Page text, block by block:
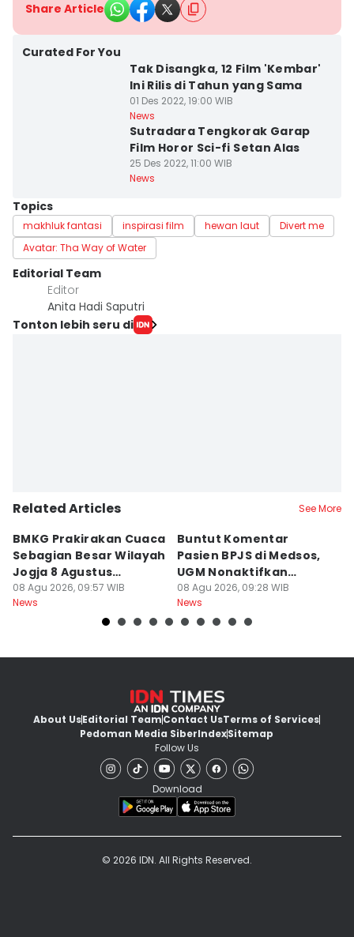
Share Article
Curated For You
Tak Disangka, 12 Film 'Kembar'
Ini Rilis di Tahun yang Sama
01 Des 2022, 19:00 WIB
News
Sutradara Tengkorak Garap
Film Horor Sci-fi Setan Alas
25 Des 2022, 11:00 WIB
News
Topics
makhluk fantasi inspirasi film hewan laut
Divert me
Avatar: Tha Way of Water
Editorial Team
Editor
Anita Hadi Saputri
Tonton lebih seru di
Related Articles See More
BMKG Prakirakan Cuaca
Sebagian Besar Wilayah
Jogja 8 Agustus
Berawan
08 Agu 2026, 09:57 WIB
News
Buntut Komentar
Pasien BPJS di Medsos,
UGM Nonaktifkan
Dokter PPDS
08 Agu 2026, 09:28 WIB
News
About UsEditorial TeamContact UsTerms of Services
Pedoman Media SiberIndexSitemap
Follow Us
Download
© 2026 IDN. All Rights Reserved.